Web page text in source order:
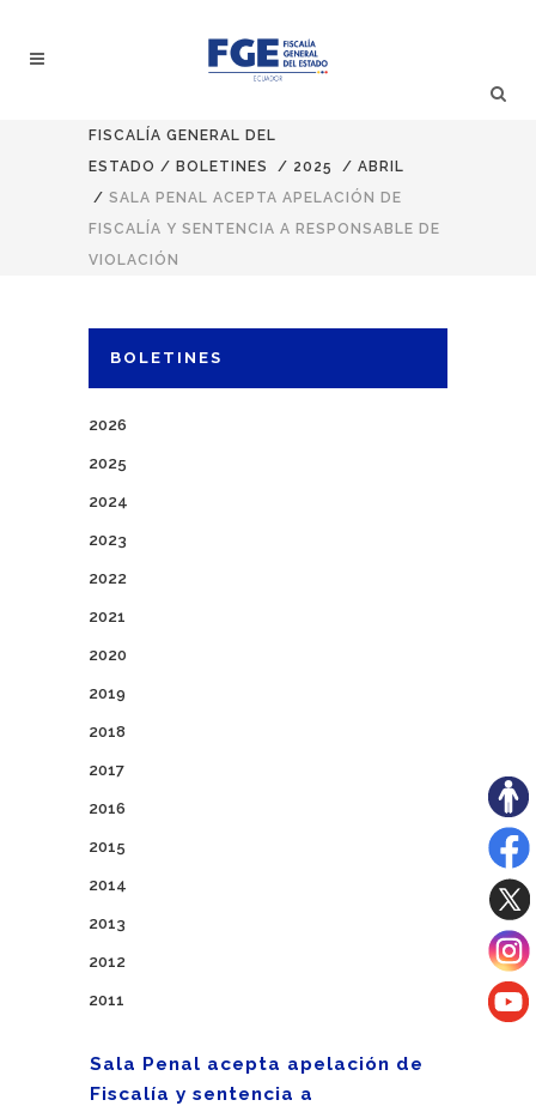
FISCALÍA GENERAL DEL
ESTADO / BOLETINES / 2025 / ABRIL
/ SALA PENAL ACEPTA APELACIÓN DE
FISCALÍA Y SENTENCIA A RESPONSABLE DE
VIOLACIÓN
BOLETINES
2026
2025
2024
2023
2022
2021
2020
2019
2018
2017
2016
2015
2014
2013
2012
2011
Sala Penal acepta apelación de
Fiscalía y sentencia a